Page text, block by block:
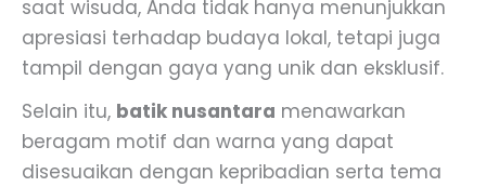
saat wisuda, Anda tidak hanya menunjukkan
apresiasi terhadap budaya lokal, tetapi juga
tampil dengan gaya yang unik dan eksklusif.
Selain itu, batik nusantara menawarkan
beragam motif dan warna yang dapat
disesuaikan dengan kepribadian serta tema